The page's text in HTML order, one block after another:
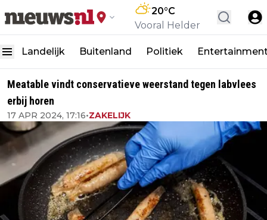
20°C
Vooral Helder
Landelijk Buitenland Politiek
Meatable vindt conservatieve weerstand tegen labvlees
erbij horen
17 APR 2024, 17:16•ZAKELIJK